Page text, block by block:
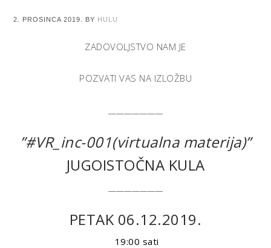
2. PROSINCA 2019. BY HULU
ZADOVOLJSTVO NAM JE
POZVATI VAS NA IZLOŽBU
”#VR_inc-001(virtualna materija)”
JUGOISTOČNA KULA
PETAK 06.12.2019.
19:00 sati